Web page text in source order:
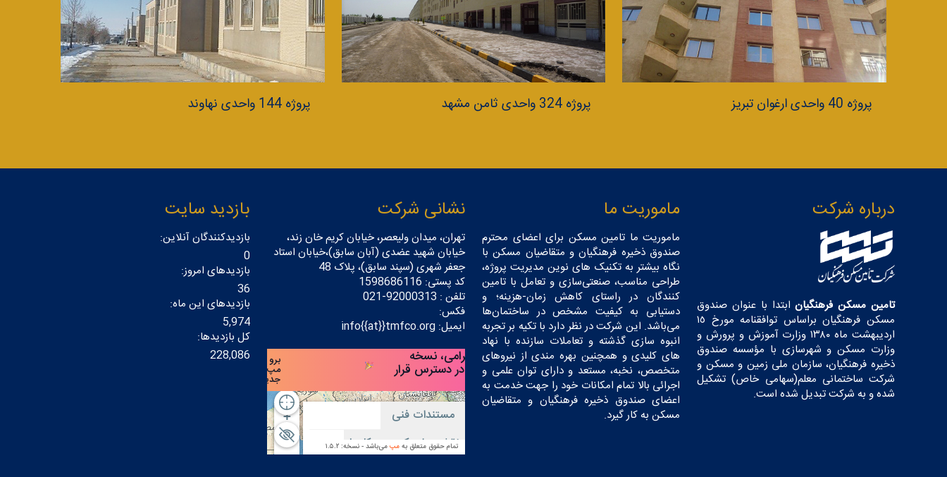
پروژه 40 واحدی ارغوان تبریز پروژه 324 واحدی ثامن مشهد پروژه 144 واحدی نهاوند
درباره شرکت
تامین مسکن فرهنگیانابتدا با عنوان صندوق
مسکن فرهنگیان براساس توافقنامه مورخ ١٥
اردیبهشت ماه ١٣٨٠ وزارت آموزش و پرورش و
وزارت مسکن و شهرسازی با مؤسسه صندوق
ذخیره فرهنگیان، سازمان ملی زمین و مسکن و
شرکت ساختمانی معلم(سهامی خاص) تشکیل
شده و به شرکت تبدیل شده است.
ماموریت ما
ماموریت ما تامین مسکن برای اعضای محترم
صندوق ذخیره فرهنگیان و متقاضیان مسکن با
نگاه بیشتر به تکنیک های نوین مدیریت پروژه،
طراحی مناسب، صنعتی‌سازی و تعامل با تامین
کنندگان در راستای کاهش زمان-هزینه؛ و
دستیابی به کیفیت مشخص در ساختمان‌ها
می‌باشد. این شرکت در نظر دارد با تکیه بر تجربه
انبوه سازی گذشته و تعاملات سازنده با نهاد
های کلیدی و همچنین بهره مندی از نیروهای
متخصص، نخبه، مستعد و دارای توان علمی و
اجرائی بالا تمام امکانات خود را جهت خدمت به
اعضای صندوق ذخیره فرهنگیان و متقاضیان
مسکن به کار گیرد.
نشانی شرکت
تهران، میدان ولیعصر، خیابان کریم خان زند،
خیابان شهید عضدی (آبان سابق)،خیابان استاد
جعفر شهری (سپند سابق)، پلاک 48
کد پستی: 1598686116
تلفن : 92000313-021
فکس:
ایمیل: info{{at}}tmfco.org
بازدید سایت
بازدیدکنندگان آنلاین:
0
بازدیدهای امروز:
36
بازدیدهای این ماه:
5,974
کل بازدیدها:
228,086